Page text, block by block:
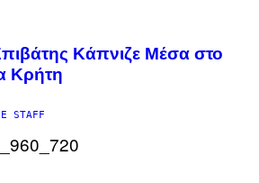
Κάπνιζε Μέσα στο
Κρήτη
STAFF